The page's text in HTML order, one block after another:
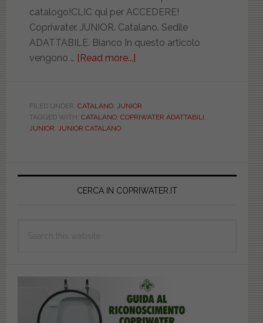
catalogo!CLIC qui per ACCEDERE!
Copriwater. JUNIOR. Catalano. Sedile
ADATTABILE. Bianco In questo articolo
vengono … [Read more...]
ADATTABILE.
VASCWATEL000JUNI
FILED UNDER: CATALANO,
JUNIOR
TAGGED WITH: CATALANO, COPRIWATER ADATTABILI
JUNIOR
JUNIOR CATALANO
Primary
CERCA IN COPRIWATER.IT